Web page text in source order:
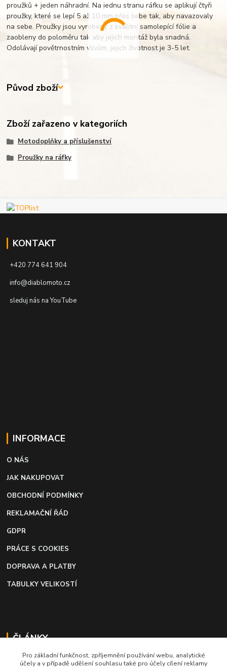
proužků + jeden náhradní. Na jednu stranu ráfku se aplikují čtyři
proužky, které se lepí 5 až 10 mm přes sebe tak, aby navazovaly
na sebe. Proužky jsou vyrobeny z kvalitní samolepící fólie a
zaobleny do poloměru tak aby jejich montáž byla snadná.
Odolávají povětrnostním vlivům, jejich životnost je 3-5 let.
Původ zboží
Zboží zařazeno v kategoriích
Motodoplňky a příslušenství
Proužky na ráfky
KONTAKT
+420 774 641 904
info@diablomoto.cz
sleduj nás na YouTube
INFORMACE
O NÁS
JAK NAKUPOVAT
OBCHODNÍ PODMÍNKY
REKLAMAČNÍ ŘÁD
GDPR
PRÁCE S COOKIES
DOPRAVA A PLATBY
TABULKY VELIKOSTÍ
ČLÁNKY
Profi lepidlo na boty a kůži
Pro základní funkčnost, zpříjemnění používání webu, analytické
účely a v případě udělení souhlasu také pro účely cílení reklamy